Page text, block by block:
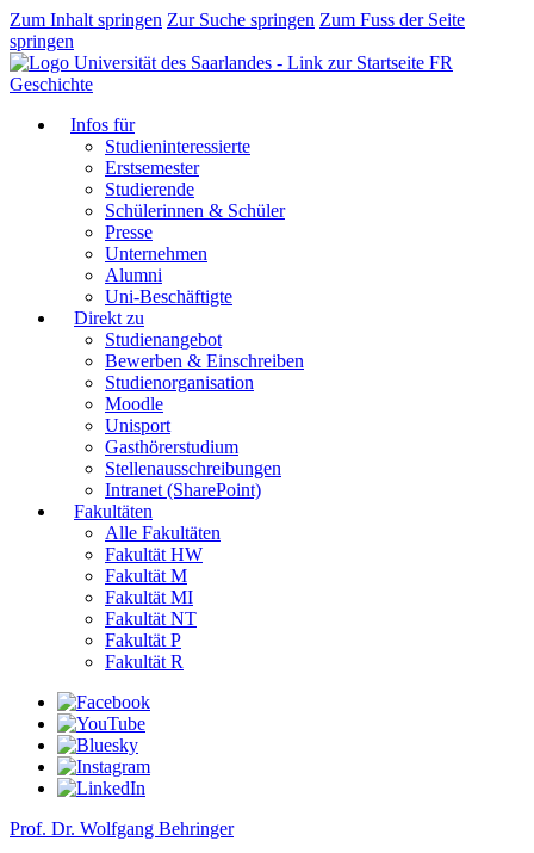
Zum Inhalt springen Zur Suche springen Zum Fuss der Seite
springen
FR
Geschichte
Infos für
Studieninteressierte
Erstsemester
Studierende
Schülerinnen & Schüler
Presse
Unternehmen
Alumni
Uni-Beschäftigte
Direkt zu
Studienangebot
Bewerben & Einschreiben
Studienorganisation
Moodle
Unisport
Gasthörerstudium
Stellenausschreibungen
Intranet (SharePoint)
Fakultäten
Alle Fakultäten
Fakultät HW
Fakultät M
Fakultät MI
Fakultät NT
Fakultät P
Fakultät R
Prof. Dr. Wolfgang Behringer